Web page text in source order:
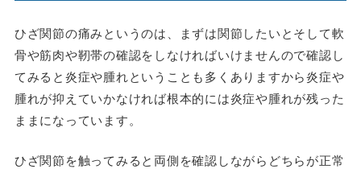
ひざ関節の痛みというのは、まずは関節したいとそして軟
骨や筋肉や靭帯の確認をしなければいけませんので確認し
てみると炎症や腫れということも多くありますから炎症や
腫れが抑えていかなければ根本的には炎症や腫れが残った
ままになっています。
ひざ関節を触ってみると両側を確認しながらどちらが正常